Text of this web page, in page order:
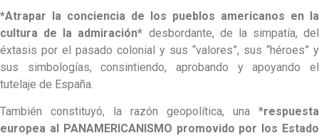
*Atrapar la conciencia de los pueblos americanos en la
cultura de la admiración* desbordante, de la simpatía, del
éxtasis por el pasado colonial y sus “valores”, sus “héroes” y
sus simbologías, consintiendo, aprobando y apoyando el
tutelaje de España.
También constituyó, la razón geopolítica, una *respuesta
europea al PANAMERICANISMO promovido por los Estado